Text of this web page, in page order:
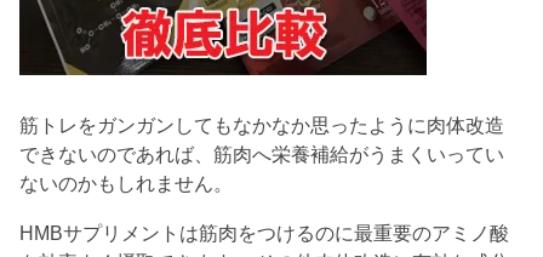
筋トレをガンガンしてもなかなか思ったように肉体改造
できないのであれば、筋肉へ栄養補給がうまくいってい
ないのかもしれません。
HMBサプリメントは筋肉をつけるのに最重要のアミノ酸